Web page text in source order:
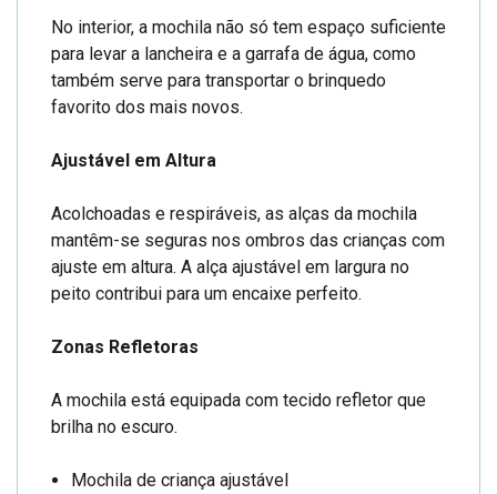
No interior, a mochila não só tem espaço suficiente
para levar a lancheira e a garrafa de água, como
também serve para transportar o brinquedo
favorito dos mais novos.
Ajustável em Altura
Acolchoadas e respiráveis, as alças da mochila
mantêm-se seguras nos ombros das crianças com
ajuste em altura. A alça ajustável em largura no
peito contribui para um encaixe perfeito.
Zonas Refletoras
A mochila está equipada com tecido refletor que
brilha no escuro.
Mochila de criança ajustável